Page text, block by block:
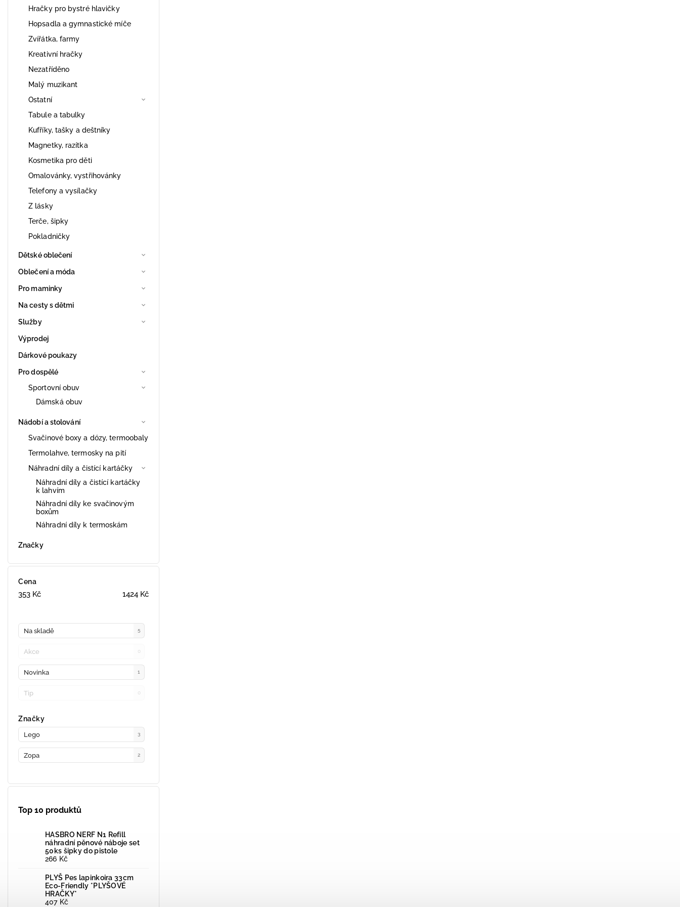
Hračky pro bystré hlavičky
Hopsadla a gymnastické míče
Zvířátka, farmy
Kreativní hračky
Nezatříděno
Malý muzikant
Ostatní
Tabule a tabulky
Kufříky, tašky a deštníky
Magnetky, razítka
Kosmetika pro děti
Omalovánky, vystřihovánky
Telefony a vysílačky
Z lásky
Terče, šipky
Pokladničky
Dětské oblečení
Oblečení a móda
Pro maminky
Na cesty s dětmi
Služby
Výprodej
Dárkové poukazy
Pro dospělé
Sportovní obuv
Dámská obuv
Nádobí a stolování
Svačinové boxy a dózy, termoobaly
Termolahve, termosky na pití
Náhradní díly a čistící kartáčky
Náhradní díly a čistící kartáčky
k lahvím
Náhradní díly ke svačinovým
boxům
Náhradní díly k termoskám
Značky
Cena
353 Kč 1424 Kč
Na skladě 5
Akce 0
Novinka 1
Tip 0
Značky
Lego 3
Zopa 2
Top 10 produktů
HASBRO NERF N1 Refill
náhradní pěnové náboje set
50ks šipky do pistole
266 Kč
PLYŠ Pes lapinkoira 33cm
Eco-Friendly *PLYŠOVÉ
HRAČKY*
407 Kč